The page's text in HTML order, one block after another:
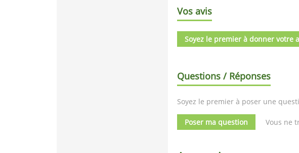
Vos avis
Soyez le premier à donner votre
Questions / Réponses
Soyez le premier à poser une
Poser ma question Vous ne